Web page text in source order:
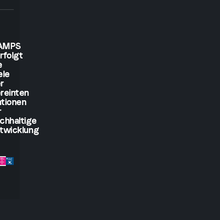
show
me,
I
will
see.
But
if